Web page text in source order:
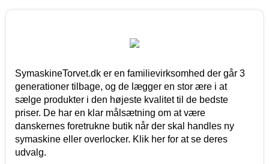
SymaskineTorvet.dk er en familievirksomhed der går 3
generationer tilbage, og de lægger en stor ære i at
sælge produkter i den højeste kvalitet til de bedste
priser. De har en klar målsætning om at være
danskernes foretrukne butik når der skal handles ny
symaskine eller overlocker. Klik her for at se deres
udvalg.